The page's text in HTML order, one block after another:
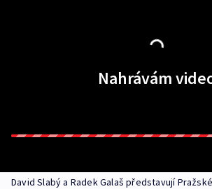
Nahrávám
David Slabý a Radek Galaš představují